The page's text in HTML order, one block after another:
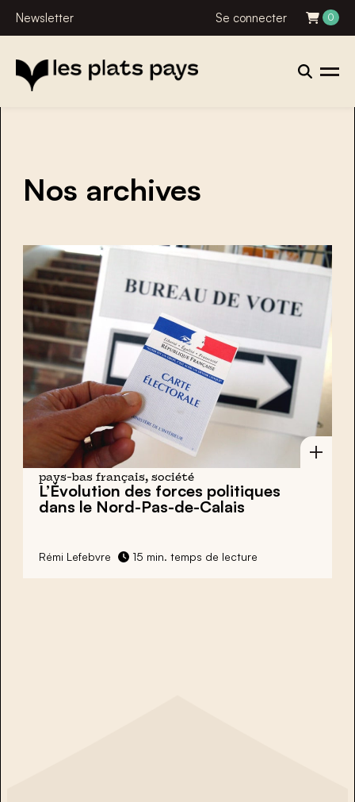
Newsletter Se connecter 0
Nos archives
pays-bas français, société
L’Évolution des forces politiques
dans le Nord-Pas-de-Calais
Rémi Lefebvre 15 min. temps de lecture